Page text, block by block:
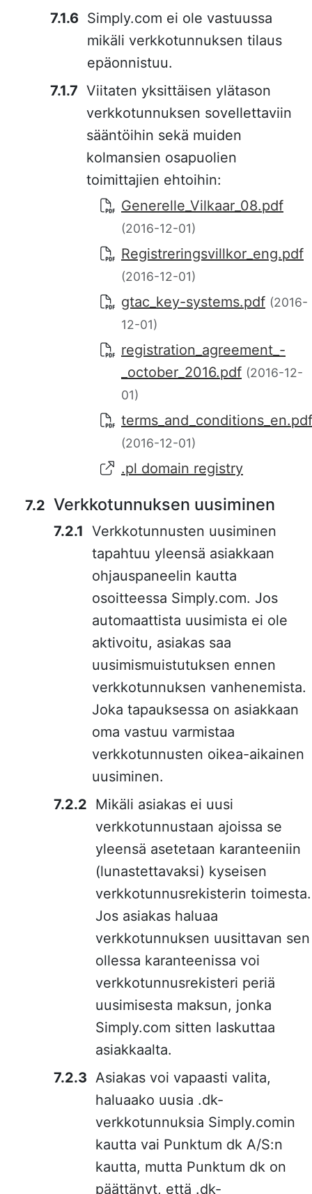
Simply.com ei ole vastuussa
mikäli verkkotunnuksen tilaus
epäonnistuu.
Viitaten yksittäisen ylätason
verkkotunnuksen sovellettaviin
sääntöihin sekä muiden
kolmansien osapuolien
toimittajien ehtoihin:
Generelle_Vilkaar_08.pdf
(2016-12-01)
Registreringsvillkor_eng.pdf
(2016-12-01)
gtac_key-systems.pdf (2016-
12-01)
registration_agreement_-
_october_2016.pdf (2016-12-
01)
terms_and_conditions_en.pdf
(2016-12-01)
.pl domain registry
Verkkotunnuksen uusiminen
Verkkotunnusten uusiminen
tapahtuu yleensä asiakkaan
ohjauspaneelin kautta
osoitteessa Simply.com. Jos
automaattista uusimista ei ole
aktivoitu, asiakas saa
uusimismuistutuksen ennen
verkkotunnuksen vanhenemista.
Joka tapauksessa on asiakkaan
oma vastuu varmistaa
verkkotunnusten oikea-aikainen
uusiminen.
Mikäli asiakas ei uusi
verkkotunnustaan ajoissa se
yleensä asetetaan karanteeniin
(lunastettavaksi) kyseisen
verkkotunnusrekisterin toimesta.
Jos asiakas haluaa
verkkotunnuksen uusittavan sen
ollessa karanteenissa voi
verkkotunnusrekisteri periä
uusimisesta maksun, jonka
Simply.com sitten laskuttaa
asiakkaalta.
Asiakas voi vapaasti valita,
haluaako uusia .dk-
verkkotunnuksia Simply.comin
kautta vai Punktum dk A/S:n
kautta, mutta Punktum dk on
päättänyt, että .dk-